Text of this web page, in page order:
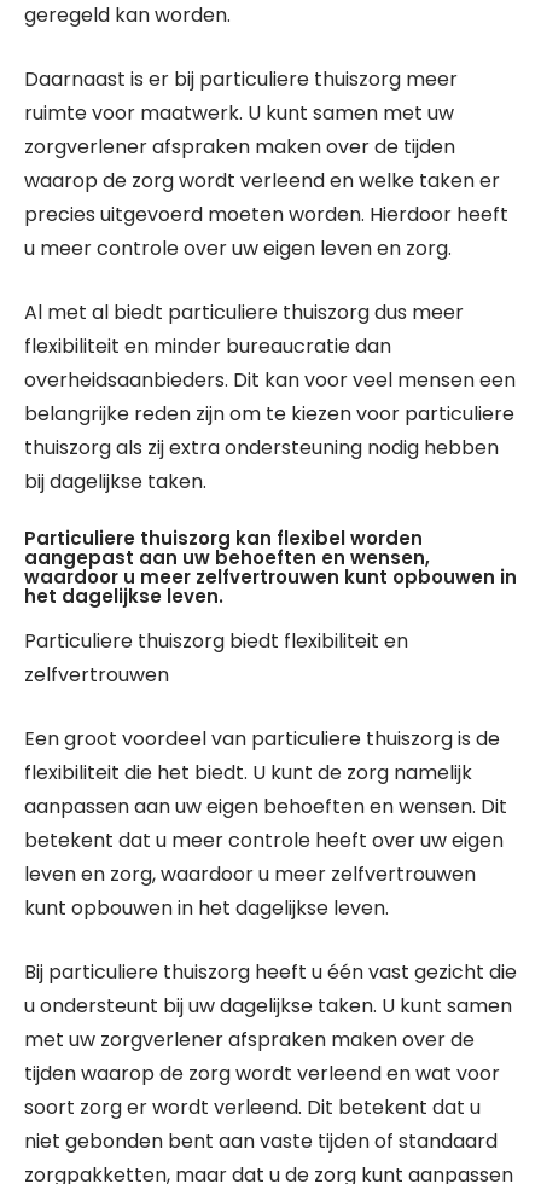
geregeld kan worden.
Daarnaast is er bij particuliere thuiszorg meer
ruimte voor maatwerk. U kunt samen met uw
zorgverlener afspraken maken over de tijden
waarop de zorg wordt verleend en welke taken er
precies uitgevoerd moeten worden. Hierdoor heeft
u meer controle over uw eigen leven en zorg.
Al met al biedt particuliere thuiszorg dus meer
flexibiliteit en minder bureaucratie dan
overheidsaanbieders. Dit kan voor veel mensen een
belangrijke reden zijn om te kiezen voor particuliere
thuiszorg als zij extra ondersteuning nodig hebben
bij dagelijkse taken.
Particuliere thuiszorg kan flexibel worden
aangepast aan uw behoeften en wensen,
waardoor u meer zelfvertrouwen kunt opbouwen in
het dagelijkse leven.
Particuliere thuiszorg biedt flexibiliteit en
zelfvertrouwen
Een groot voordeel van particuliere thuiszorg is de
flexibiliteit die het biedt. U kunt de zorg namelijk
aanpassen aan uw eigen behoeften en wensen. Dit
betekent dat u meer controle heeft over uw eigen
leven en zorg, waardoor u meer zelfvertrouwen
kunt opbouwen in het dagelijkse leven.
Bij particuliere thuiszorg heeft u één vast gezicht die
u ondersteunt bij uw dagelijkse taken. U kunt samen
met uw zorgverlener afspraken maken over de
tijden waarop de zorg wordt verleend en wat voor
soort zorg er wordt verleend. Dit betekent dat u
niet gebonden bent aan vaste tijden of standaard
zorgpakketten, maar dat u de zorg kunt aanpassen